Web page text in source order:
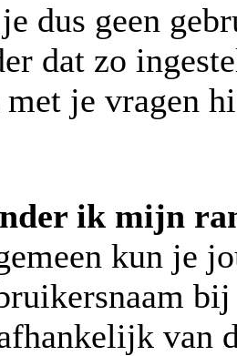
dus geen
dat zo
met je vragen
ik mijn
kun je
van